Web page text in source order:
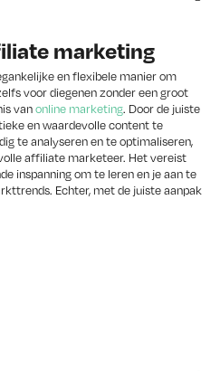
marketing
en flexibele manier om
voor diegenen zonder een groot
vanonline marketing. Door de juiste
en waardevolle content te
te analyseren en te optimaliseren,
affiliate marketeer. Het vereist
inspanning om te leren en je aan te
Echter, met de juiste aanpak